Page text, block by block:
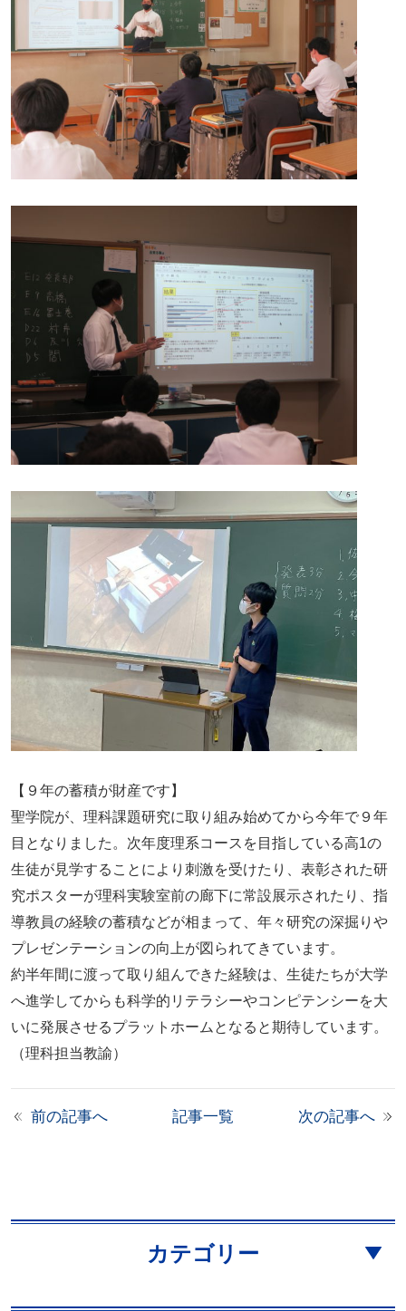
【９年の蓄積が財産です】
聖学院が、理科課題研究に取り組み始めてから今年で９年
目となりました。次年度理系コースを目指している高1の
生徒が見学することにより刺激を受けたり、表彰された研
究ポスターが理科実験室前の廊下に常設展示されたり、指
導教員の経験の蓄積などが相まって、年々研究の深掘りや
プレゼンテーションの向上が図られてきています。
約半年間に渡って取り組んできた経験は、生徒たちが大学
へ進学してからも科学的リテラシーやコンピテンシーを大
いに発展させるプラットホームとなると期待しています。
（理科担当教諭）
前の記事へ 記事一覧 次の記事へ
カテゴリー